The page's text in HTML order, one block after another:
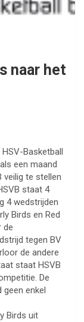
naar het
Basketball
een maand
veilig te stellen
staat 4
4 wedstrijden
Birds en Red
de
tegen BV
de andere
staat HSVB
De
enkel
Birds uit